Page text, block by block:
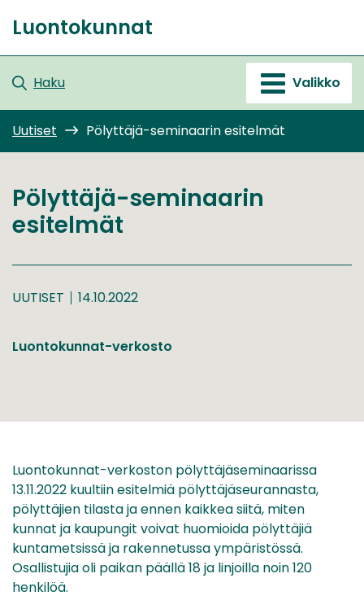
sisältöön
Etusivu
Luontokunnat
Haku Valikko
Uutiset Pölyttäjä-seminaarin esitelmät
Pölyttäjä-seminaarin
esitelmät
UUTISET 14.10.2022
Luontokunnat-verkosto
Luontokunnat-verkoston pölyttäjäseminaarissa
13.11.2022 kuultiin esitelmiä pölyttäjäseurannasta,
pölyttäjien tilasta ja ennen kaikkea siitä, miten
kunnat ja kaupungit voivat huomioida pölyttäjiä
kuntametsissä ja rakennetussa ympäristössä.
Osallistujia oli paikan päällä 18 ja linjoilla noin 120
henkilöä.